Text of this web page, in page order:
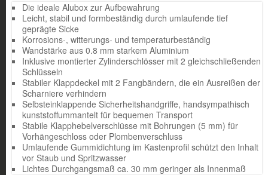
Die ideale Alubox zur Aufbewahrung
Leicht, stabil und formbeständig durch umlaufende tief
geprägte Sicke
Korrosions-, witterungs- und temperaturbeständig
Wandstärke aus 0.8 mm starkem Aluminium
Inklusive montierter Zylinderschlösser mit 2 gleichschließenden
Schlüsseln
Stabiler Klappdeckel mit 2 Fangbändern, die ein Ausreißen der
Scharniere verhindern
Selbsteinklappende Sicherheitshandgriffe, handsympathisch
kunststoffummantelt für bequemen Transport
Stabile Klapphebelverschlüsse mit Bohrungen (5 mm) für
Vorhängeschloss oder Plombenverschluss
Umlaufende Gummidichtung im Kastenprofil schützt den Inhalt
vor Staub und Spritzwasser
Lichtes Durchgangsmaß ca. 30 mm geringer als Innenmaß